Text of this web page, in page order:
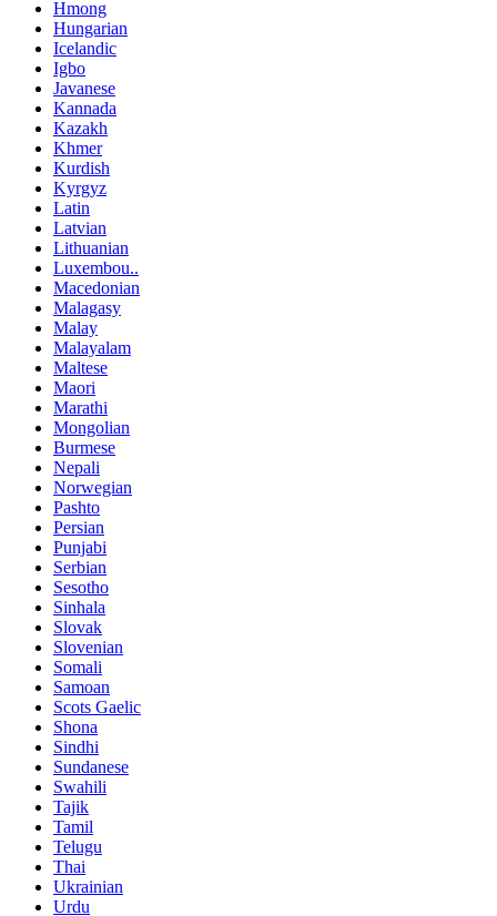
Hmong
Hungarian
Icelandic
Igbo
Javanese
Kannada
Kazakh
Khmer
Kurdish
Kyrgyz
Latin
Latvian
Lithuanian
Luxembou..
Macedonian
Malagasy
Malay
Malayalam
Maltese
Maori
Marathi
Mongolian
Burmese
Nepali
Norwegian
Pashto
Persian
Punjabi
Serbian
Sesotho
Sinhala
Slovak
Slovenian
Somali
Samoan
Scots Gaelic
Shona
Sindhi
Sundanese
Swahili
Tajik
Tamil
Telugu
Thai
Ukrainian
Urdu